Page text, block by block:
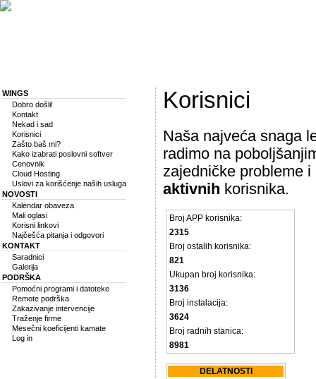
WINGS
Dobro došli!
Kontakt
Nekad i sad
Korisnici
Zašto baš mi?
Kako izabrati poslovni softver
Cenovnik
Cloud Hosting
Uslovi za korišćenje naših usluga
NOVOSTI
Kalendar obaveza
Mali oglasi
Korisni linkovi
Najčešća pitanja i odgovori
KONTAKT
Saradnici
Galerija
PODRŠKA
Pomoćni programi i datoteke
Remote podrška
Zakazivanje intervencije
Traženje firme
Mesečni koeficijenti kamate
Log in
Korisnici
Naša najveća snaga
radimo na
zajedničke probleme
aktivnih korisnika.
Broj APP korisnika:
2315
Broj ostalih korisnika:
821
Ukupan broj korisnika:
3136
Broj instalacija:
3624
Broj radnih stanica:
8981
DELATNOSTI